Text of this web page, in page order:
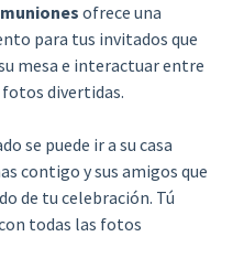
ofrece una
para tus invitados que
mesa e interactuar entre
divertidas.
se puede ir a su casa
contigo y sus amigos que
de tu celebración. Tú
todas las fotos